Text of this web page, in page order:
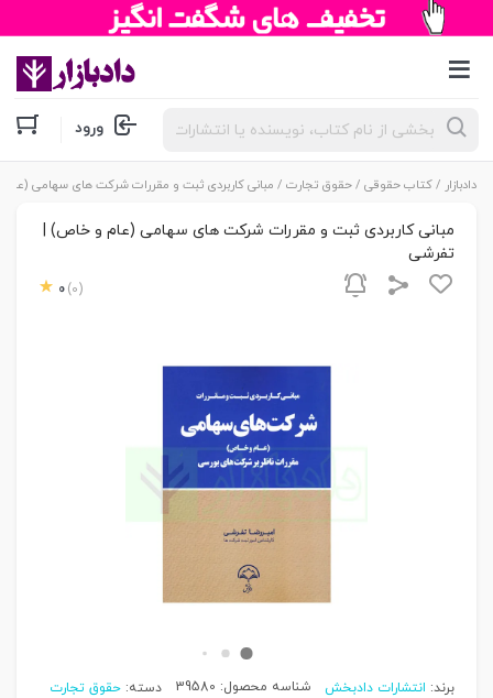
جستجوی
محصولات ورود
دادبازار /کتاب حقوقی /حقوق تجارت / مبانی کاربردی ثبت و مقررات شرکت های سهامی
مبانی کاربردی ثبت و مقررات شرکت های سهامی (عام و خاص) |
تفرشی
0 (0)
برند: انتشارات دادبخش شناسه محصول: 39580 دسته: حقوق تجارت